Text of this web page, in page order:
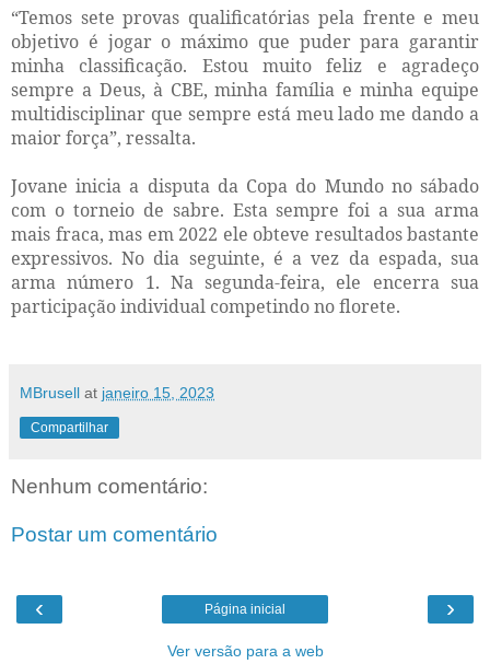
“Temos sete provas qualificatórias pela frente e meu
objetivo é jogar o máximo que puder para garantir
minha classificação. Estou muito feliz e agradeço
sempre a Deus, à CBE, minha família e minha equipe
multidisciplinar que sempre está meu lado me dando a
maior força”, ressalta.
Jovane inicia a disputa da Copa do Mundo no sábado
com o torneio de sabre. Esta sempre foi a sua arma
mais fraca, mas em 2022 ele obteve resultados bastante
expressivos. No dia seguinte, é a vez da espada, sua
arma número 1. Na segunda-feira, ele encerra sua
participação individual competindo no florete.
MBrusell at janeiro 15, 2023
Compartilhar
Nenhum comentário:
Postar um comentário
‹ ›
Página inicial
Ver versão para a web